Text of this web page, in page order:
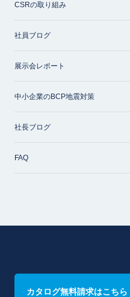
CSRの取り組み
社員ブログ
展示会レポート
中小企業のBCP地震対策
社長ブログ
FAQ
カタログ無料請求はこちら